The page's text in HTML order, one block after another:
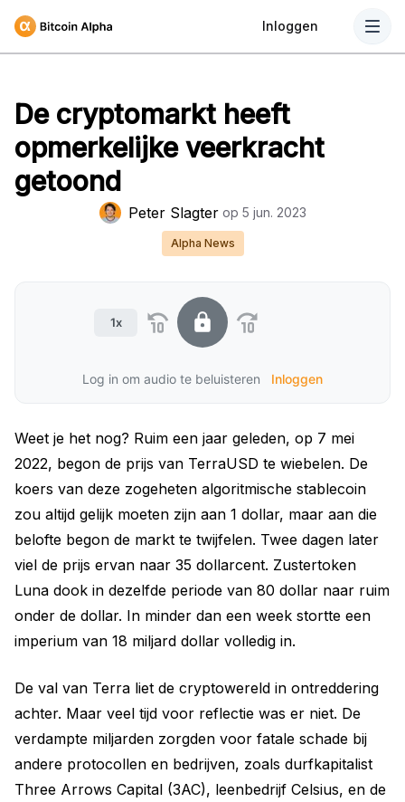
Inloggen
De cryptomarkt heeft
opmerkelijke veerkracht
getoond
Peter Slagter op 5 jun. 2023
Alpha News
1x
Log in om audio te beluisteren Inloggen
Weet je het nog? Ruim een jaar geleden, op 7 mei
2022, begon de prijs van TerraUSD te wiebelen. De
koers van deze zogeheten algoritmische stablecoin
zou altijd gelijk moeten zijn aan 1 dollar, maar aan die
belofte begon de markt te twijfelen. Twee dagen later
viel de prijs ervan naar 35 dollarcent. Zustertoken
Luna dook in dezelfde periode van 80 dollar naar ruim
onder de dollar. In minder dan een week stortte een
imperium van 18 miljard dollar volledig in.
De val van Terra liet de cryptowereld in ontreddering
achter. Maar veel tijd voor reflectie was er niet. De
verdampte miljarden zorgden voor fatale schade bij
andere protocollen en bedrijven, zoals durfkapitalist
Three Arrows Capital (3AC), leenbedrijf Celsius, en de